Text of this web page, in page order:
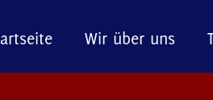
Wir über uns